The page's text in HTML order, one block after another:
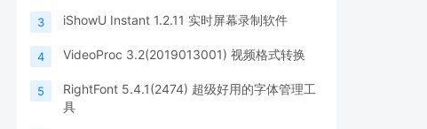
3 iShowU Instant 1.2.11 实时屏幕录制软件
4 VideoProc 3.2(2019013001) 视频格式转换
5
RightFont 5.4.1(2474) 超级好用的字体管理工
具